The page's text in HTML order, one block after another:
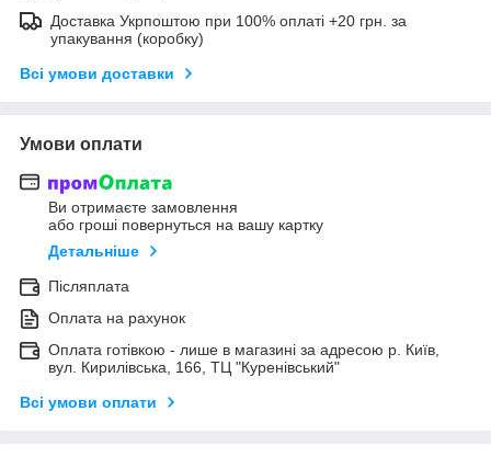
Доставка Укрпоштою при 100% оплаті +20 грн. за
упакування (коробку)
Всі умови доставки
Умови оплати
Ви отримаєте замовлення
або гроші повернуться на вашу картку
Детальніше
Післяплата
Оплата на рахунок
Оплата готівкою - лише в магазині за адресою р. Київ,
вул. Кирилівська, 166, ТЦ "Куренівський"
Всі умови оплати